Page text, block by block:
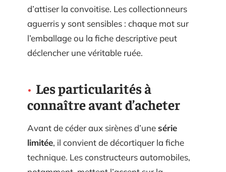
d’attiser la convoitise. Les collectionneurs
aguerris y sont sensibles : chaque mot sur
l’emballage ou la fiche descriptive peut
déclencher une véritable ruée.
Les particularités à
connaître avant d’acheter
Avant de céder aux sirènes d’unesérie
limitée, il convient de décortiquer la fiche
technique. Les constructeurs automobiles,